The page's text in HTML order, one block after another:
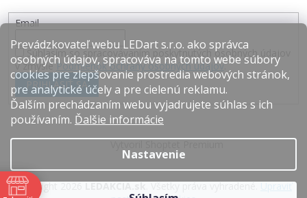
Prevádzkovateľ webu LEDart s.r.o. ako správca
osobných údajov, spracováva na tomto webe súbory
cookies pre zlepšovanie prostredia webových stránok,
pre analytické účely a pre cielenú reklamu.
Ďalším prechádzaním webu vyjadrujete súhlas s ich
používaním. Ďalšie informácie
Nastavenie
Email
Súhlasím so spracovávaním poskytnutých osobných údajov
v zmysle Podmienok ochrany osobných údajov.
PRIHLÁSIŤ SA
Copyright 2026